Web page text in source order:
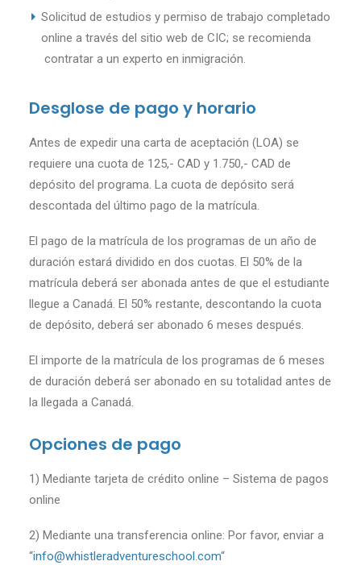
Solicitud de estudios y permiso de trabajo completado
online a través del sitio web de CIC; se recomienda
contratar a un experto en inmigración.
Desglose de pago y horario
Antes de expedir una carta de aceptación (LOA) se
requiere una cuota de 125,- CAD y 1.750,- CAD de
depósito del programa. La cuota de depósito será
descontada del último pago de la matrícula.
El pago de la matrícula de los programas de un año de
duración estará dividido en dos cuotas. El 50% de la
matrícula deberá ser abonada antes de que el estudiante
llegue a Canadá. El 50% restante, descontando la cuota
de depósito, deberá ser abonado 6 meses después.
El importe de la matrícula de los programas de 6 meses
de duración deberá ser abonado en su totalidad antes de
la llegada a Canadá.
Opciones de pago
1) Mediante tarjeta de crédito online – Sistema de pagos
online
2) Mediante una transferencia online: Por favor, enviar a
“info@whistleradventureschool.com“